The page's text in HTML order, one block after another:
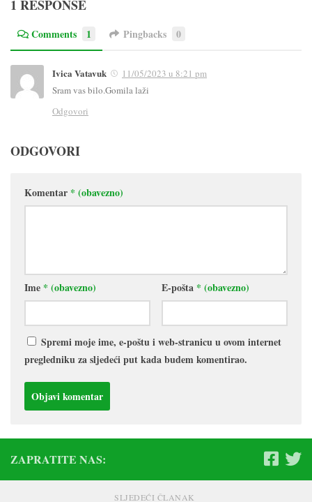
1 RESPONSE
Comments 1 Pingbacks 0
Ivica Vatavuk
11/05/2023 u 8:21 pm
Sram vas bilo.Gomila laži
Odgovori
ODGOVORI
Komentar * (obavezno)
Ime * (obavezno) E-pošta * (obavezno)
Spremi moje ime, e-poštu i web-stranicu u ovom internet
pregledniku za sljedeći put kada budem komentirao.
ZAPRATITE NAS:
SLJEDEĆI ČLANAK